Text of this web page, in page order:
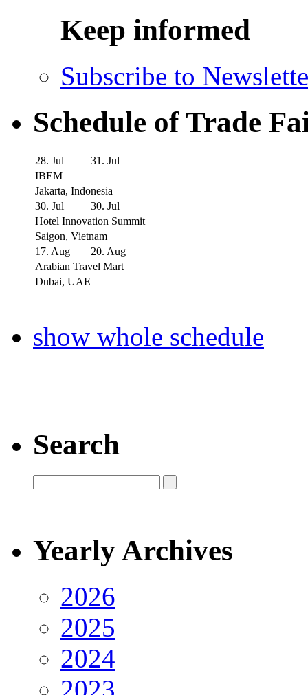
Keep informed
Subscribe to
Schedule of Trade
28. Jul
31. Jul
IBEM
Jakarta, Indonesia
30. Jul
30. Jul
Hotel Innovation Summit
Saigon, Vietnam
17. Aug
20. Aug
Arabian Travel Mart
Dubai, UAE
show whole schedule
Search
Yearly Archives
2026
2025
2024